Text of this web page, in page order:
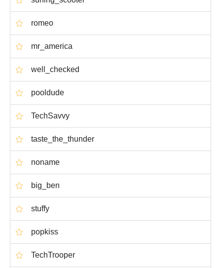
romeo
mr_america
well_checked
pooldude
TechSavvy
taste_the_thunder
noname
big_ben
stuffy
popkiss
TechTrooper